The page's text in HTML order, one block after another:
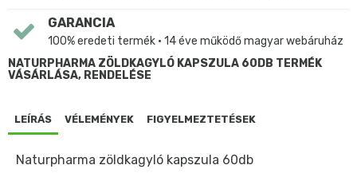
GARANCIA
100% eredeti termék • 14 éve működő magyar webáruház
NATURPHARMA ZÖLDKAGYLÓ KAPSZULA 60DB TERMÉK
VÁSÁRLÁSA, RENDELÉSE
LEÍRÁS VÉLEMÉNYEK FIGYELMEZTETÉSEK
Naturpharma zöldkagyló kapszula 60db